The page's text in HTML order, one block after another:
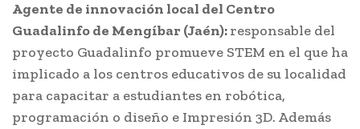
Agente de innovación local del Centro
Guadalinfo de Mengíbar (Jaén):responsable del
proyecto Guadalinfo promueve STEM en el que ha
implicado a los centros educativos de su localidad
para capacitar a estudiantes en robótica,
programación o diseño e Impresión 3D. Además